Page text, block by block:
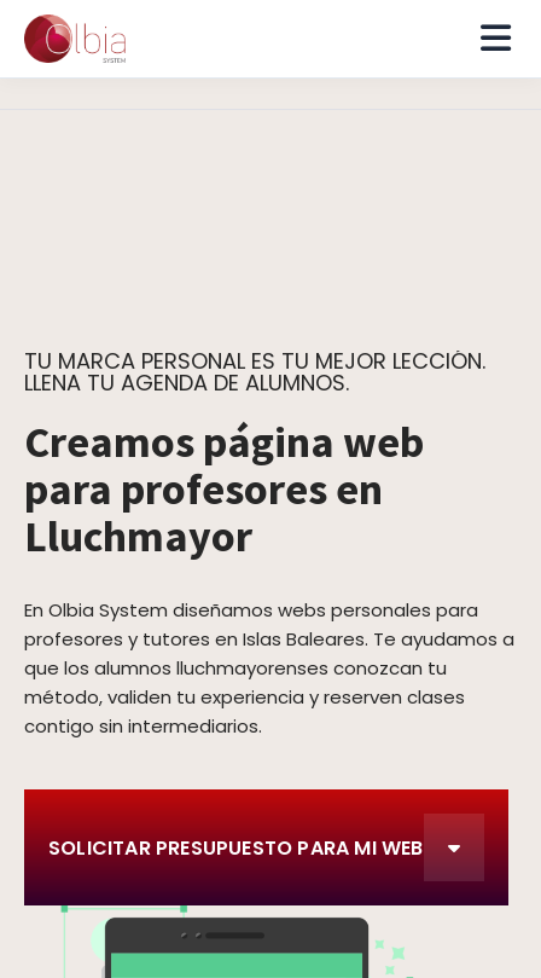
TU MARCA PERSONAL ES TU MEJOR LECCIÓN.
LLENA TU AGENDA DE ALUMNOS.
Creamos página web
para profesores en
Lluchmayor
En Olbia System diseñamos webs personales para
profesores y tutores en Islas Baleares. Te ayudamos a
que los alumnos lluchmayorenses conozcan tu
método, validen tu experiencia y reserven clases
contigo sin intermediarios.
SOLICITAR PRESUPUESTO PARA MI WEB